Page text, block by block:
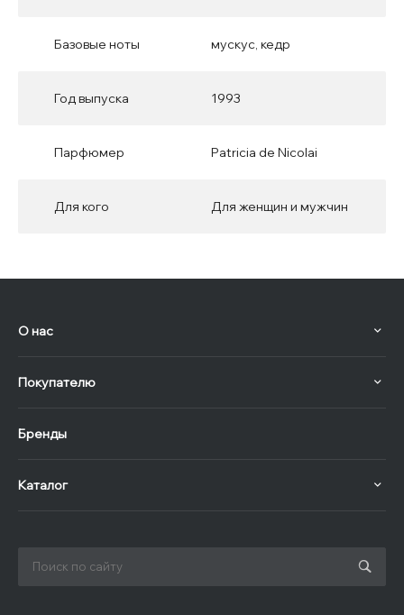
Базовые ноты мускус, кедр
Год выпуска 1993
Парфюмер Patricia de Nicolai
Для кого Для женщин и мужчин
О нас
Покупателю
Бренды
Каталог